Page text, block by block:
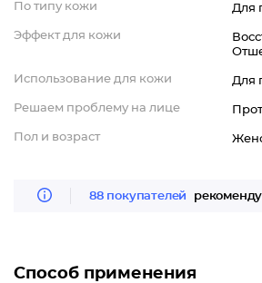
По типу кожи Для
Эффект для кожи
Использование для кожи Для
Решаем проблему на лице
Пол и возраст
88 покупателей
Способ применения